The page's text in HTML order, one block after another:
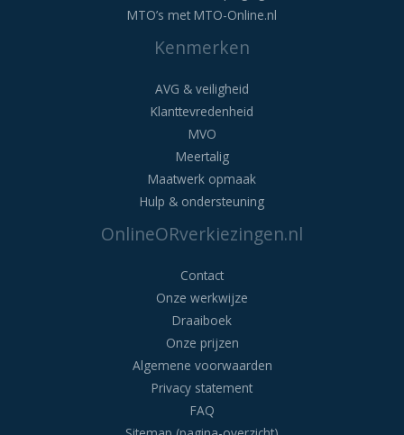
MTO’s met MTO-Online.nl
Kenmerken
AVG & veiligheid
Klanttevredenheid
MVO
Meertalig
Maatwerk opmaak
Hulp & ondersteuning
OnlineORverkiezingen.nl
Contact
Onze werkwijze
Draaiboek
Onze prijzen
Algemene voorwaarden
Privacy statement
FAQ